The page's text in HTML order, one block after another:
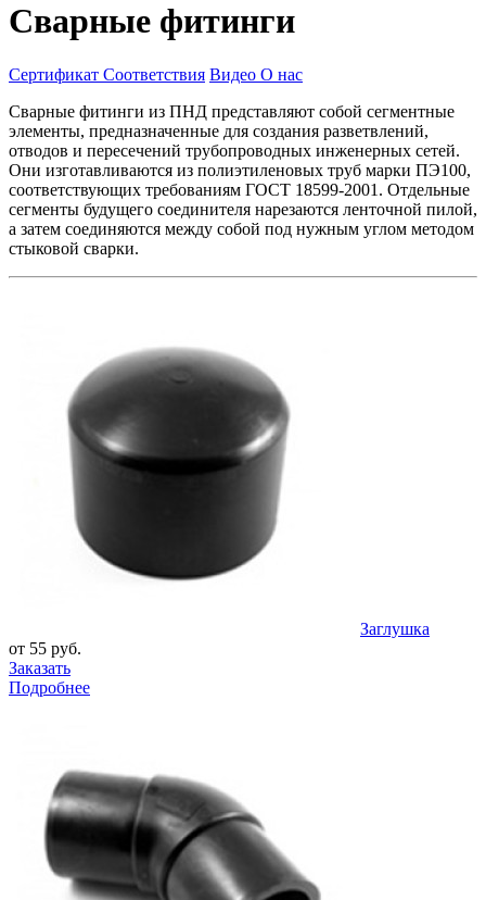
Сварные фитинги
Сертификат Соответствия Видео О нас
Сварные фитинги из ПНД представляют собой сегментные
элементы, предназначенные для создания разветвлений,
отводов и пересечений трубопроводных инженерных сетей.
Они изготавливаются из полиэтиленовых труб марки ПЭ100,
соответствующих требованиям ГОСТ 18599-2001. Отдельные
сегменты будущего соединителя нарезаются ленточной пилой,
а затем соединяются между собой под нужным углом методом
стыковой сварки.
Заглушка
от 55 руб.
Заказать
Подробнее